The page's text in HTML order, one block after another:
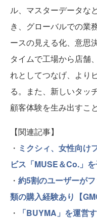
ル、マスターデータな
き、グローバルでの業
ースの見える化、意思
タイムで工場から店舗
れとしてつなげ、より
る。また、新しいタッ
顧客体験を生み出すこ
【関連記事】
・ ミクシィ、女性向け
ビス「MUSE＆Co.」
・ 約5割のユーザーが
類の購入経験あり【
・
「BUYMA」を運営